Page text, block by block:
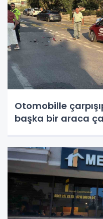
Otomobille
başka bir araca